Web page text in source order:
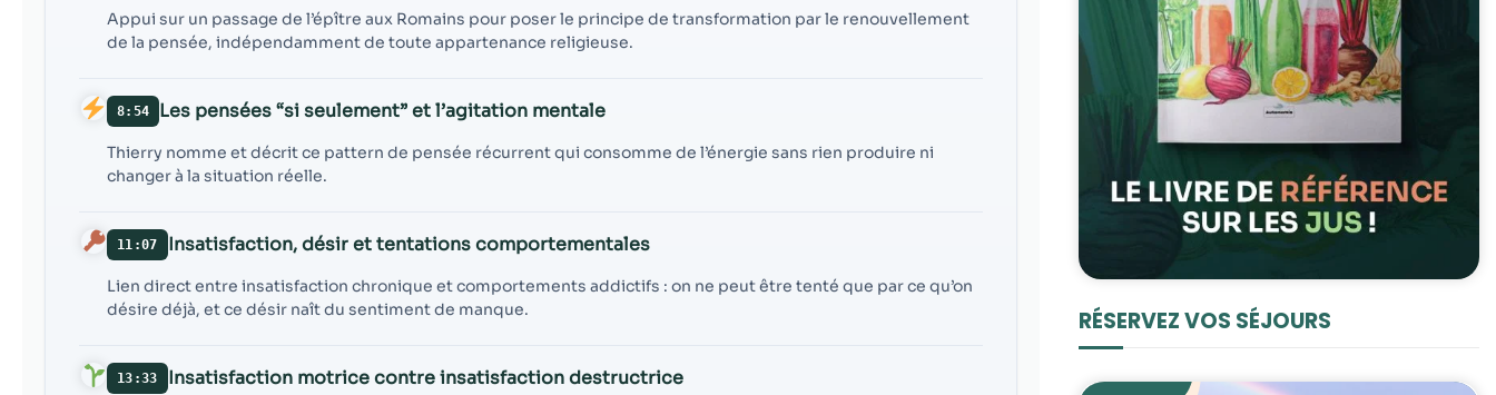
Appui sur un passage de l’épître aux Romains pour poser le principe de transformation par le renouvellement
de la pensée, indépendamment de toute appartenance religieuse.
8:54 Les pensées “si seulement” et l’agitation mentale
Thierry nomme et décrit ce pattern de pensée récurrent qui consomme de l’énergie sans rien produire ni
changer à la situation réelle.
11:07 Insatisfaction, désir et tentations comportementales
Lien direct entre insatisfaction chronique et comportements addictifs : on ne peut être tenté que par ce qu’on
désire déjà, et ce désir naît du sentiment de manque.
13:33 Insatisfaction motrice contre insatisfaction destructrice
RÉSERVEZ VOS SÉJOURS